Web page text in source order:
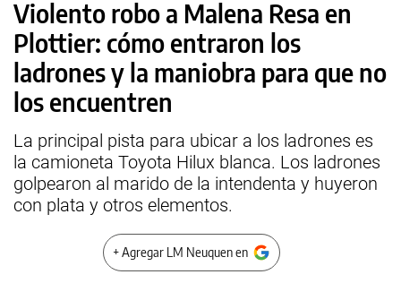
Violento robo a Malena Resa en
Plottier: cómo entraron los
ladrones y la maniobra para que no
los encuentren
La principal pista para ubicar a los ladrones es
la camioneta Toyota Hilux blanca. Los ladrones
golpearon al marido de la intendenta y huyeron
con plata y otros elementos.
+ Agregar LM Neuquen en